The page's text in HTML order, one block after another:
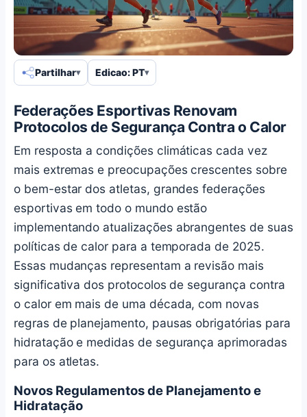
Partilhar Edicao: PT
Federações Esportivas Renovam
Protocolos de Segurança Contra o Calor
Em resposta a condições climáticas cada vez
mais extremas e preocupações crescentes sobre
o bem-estar dos atletas, grandes federações
esportivas em todo o mundo estão
implementando atualizações abrangentes de suas
políticas de calor para a temporada de 2025.
Essas mudanças representam a revisão mais
significativa dos protocolos de segurança contra
o calor em mais de uma década, com novas
regras de planejamento, pausas obrigatórias para
hidratação e medidas de segurança aprimoradas
para os atletas.
Novos Regulamentos de Planejamento e
Hidratação